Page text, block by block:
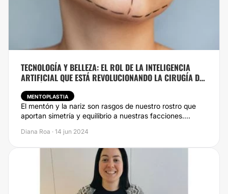
TECNOLOGÍA Y BELLEZA: EL ROL DE LA INTELIGENCIA
ARTIFICIAL QUE ESTÁ REVOLUCIONANDO LA CIRUGÍA DE
MENTÓN
MENTOPLASTIA
El mentón y la nariz son rasgos de nuestro rostro que
aportan simetría y equilibrio a nuestras facciones....
Diana Roa · 14 jun 2024